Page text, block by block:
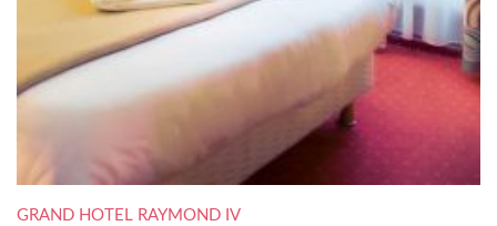
GRAND HOTEL RAYMOND IV